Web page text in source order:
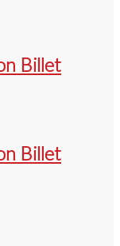
Billet
Billet